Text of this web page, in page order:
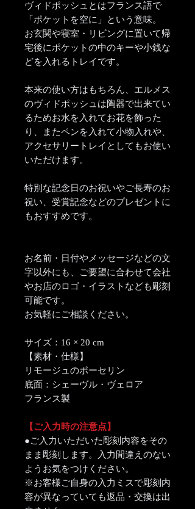
ヴィドポッシュとはフランス語で
「ポケットを空に」という意味。
お玄関や寝室・リビングに置いて帰
宅後にポケットの中のキーや小銭な
どを入れるトレイです。
本来の使い方はもちろん、エルメス
のヴィドポッシュは陶器で出来てい
るためお水を入れてお花を飾った
り、またペンを入れて小物入れや、
アクセサリートレイとしてもお使い
いただけます。
特別な記念日のお祝いやご長寿のお
祝い、受賞記念などのプレゼントに
もおすすめです。
お名前・日付やメッセージなどの文
字以外にも、ご要望に合わせて会社
やお店のロゴ・イラストなども彫刻
可能です。
お気軽にご相談ください。
サイズ：16 × 20 cm
【素材・仕様】
リモージュのポーセリン
底面：シェーヴル・ヴェロア
フランス製
【ご入力時の注意点】
●ご入力いただいた彫刻内容をその
まま彫刻します。入力間違えのない
ようお気をつけください。
※お客様ご自身の入力ミスで彫刻内
容が異なっていても返品・交換は出